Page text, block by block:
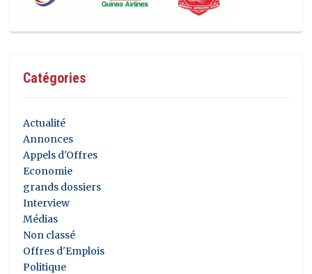
Catégories
Actualité
Annonces
Appels d'Offres
Economie
grands dossiers
Interview
Médias
Non classé
Offres d'Emplois
Politique